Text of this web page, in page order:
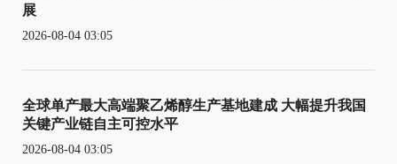
展
2026-08-04 03:05
全球单产最大高端聚乙烯醇生产基地建成 大幅提升我国
关键产业链自主可控水平
2026-08-04 03:05